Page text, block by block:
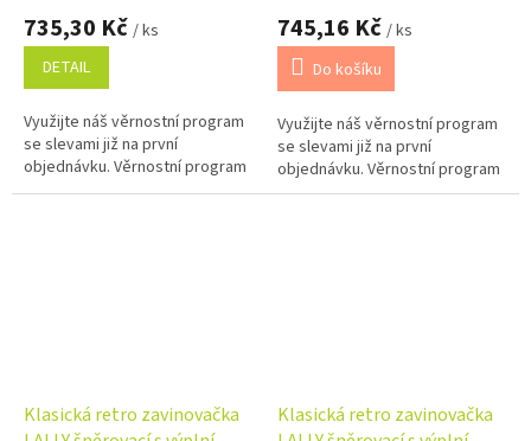
735,30 Kč / ks
DETAIL
Využijte náš věrnostní program
se slevami již na první
objednávku. Věrnostní program
745,16 Kč / ks
Do košíku
Využijte náš věrnostní program
se slevami již na první
objednávku. Věrnostní program
Klasická retro zavinovačka
Klasická retro zavinovačka